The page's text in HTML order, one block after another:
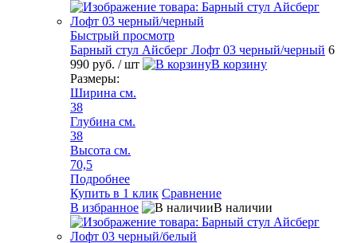
Быстрый просмотр
Барный стул Айсберг Лофт 03 черный/черный 6
990 руб. / шт
В корзину
Размеры:
Ширина см.
38
Глубина см.
38
Высота см.
70,5
Подробнее
Купить в 1 клик Сравнение
В избранное
В наличии